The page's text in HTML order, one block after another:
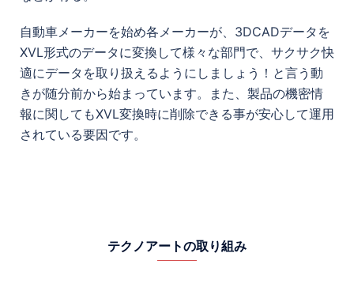
自動車メーカーを始め各メーカーが、3DCADデータを
XVL形式のデータに変換して様々な部門で、サクサク快
適にデータを取り扱えるようにしましょう！と言う動
きが随分前から始まっています。また、製品の機密情
報に関してもXVL変換時に削除できる事が安心して運用
されている要因です。
テクノアートの取り組み